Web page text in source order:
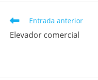
Entrada anterior
Elevador comercial